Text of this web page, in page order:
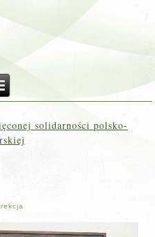
solidarności polsko-